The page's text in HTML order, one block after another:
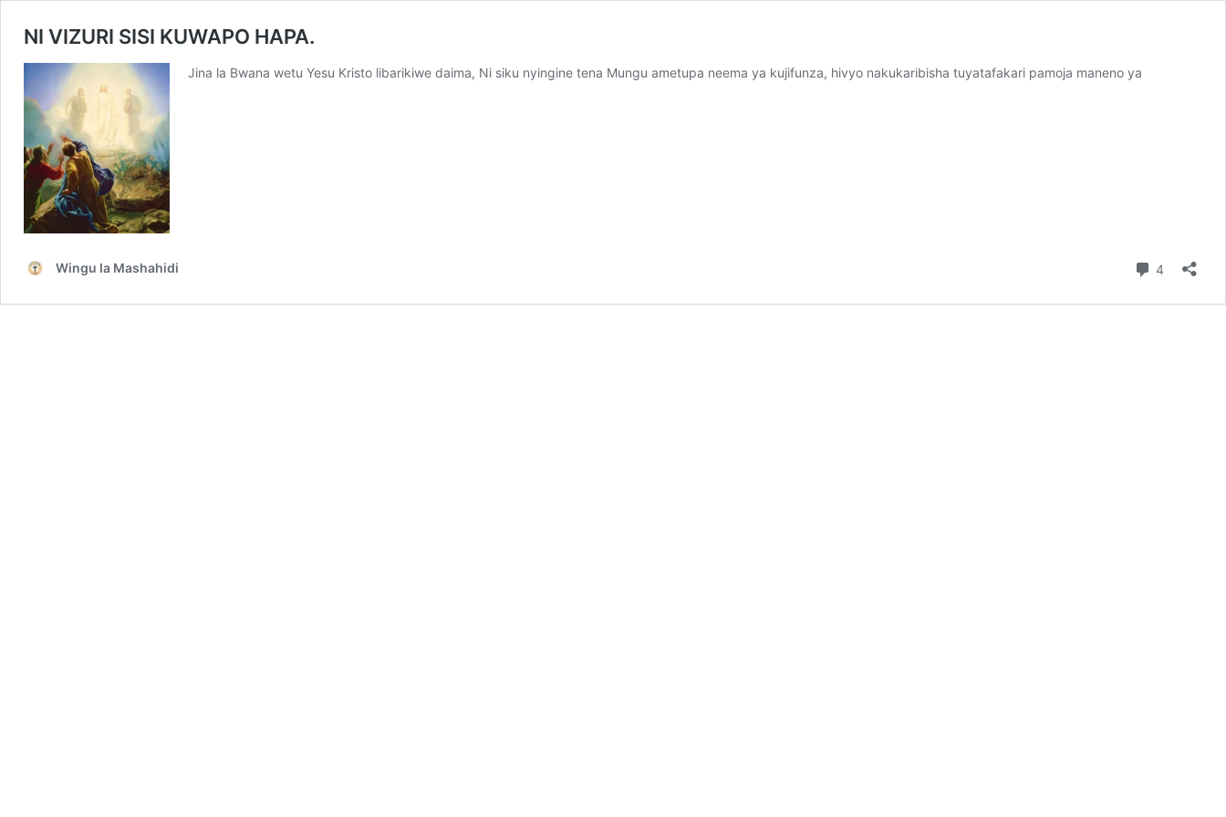
NI VIZURI SISI KUWAPO HAPA.
Jina la Bwana wetu Yesu Kristo libarikiwe daima, Ni siku nyingine tena Mungu ametupa neema ya kujifunza, hivyo nakukaribisha tuyatafakari pamoja maneno ya
Wingu la Mashahidi 4 Comments